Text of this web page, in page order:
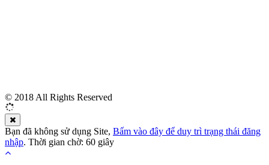
© 2018 All Rights Reserved
Bạn đã không sử dụng Site, Bấm vào đây để duy trì trạng thái đăng
nhập. Thời gian chờ: 60 giây